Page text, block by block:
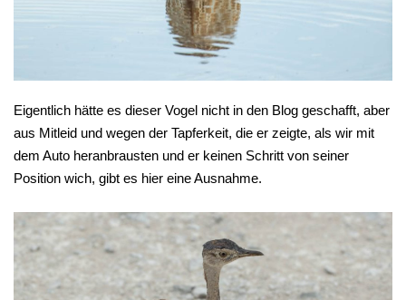
Eigentlich hätte es dieser Vogel nicht in den Blog geschafft, aber
aus Mitleid und wegen der Tapferkeit, die er zeigte, als wir mit
dem Auto heranbrausten und er keinen Schritt von seiner
Position wich, gibt es hier eine Ausnahme.